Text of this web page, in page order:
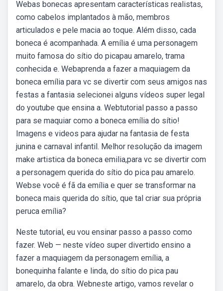
Webas bonecas apresentam características realistas,
como cabelos implantados à mão, membros
articulados e pele macia ao toque. Além disso, cada
boneca é acompanhada. A emília é uma personagem
muito famosa do sítio do picapau amarelo, trama
conhecida e. Webaprenda a fazer a maquiagem da
boneca emília para vc se divertir com seus amigos nas
festas a fantasia selecionei alguns vídeos super legal
do youtube que ensina a. Webtutorial passo a passo
para se maquiar como a boneca emília do sítio!
Imagens e videos para ajudar na fantasia de festa
junina e carnaval infantil. Melhor resolução da imagem
make artistica da boneca emilia,para vc se divertir com
a personagem querida do sítio do pica pau amarelo.
Webse você é fã da emília e quer se transformar na
boneca mais querida do sítio, que tal criar sua própria
peruca emília?
Neste tutorial, eu vou ensinar passo a passo como
fazer. Web — neste vídeo super divertido ensino a
fazer a maquiagem da personagem emília, a
bonequinha falante e linda, do sítio do pica pau
amarelo, da obra. Webneste artigo, vamos revelar o